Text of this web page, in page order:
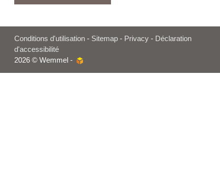
Conditions d'utilisation - Sitemap - Privacy - Déclaration
d'accessibilité
2026 © Wemmel -